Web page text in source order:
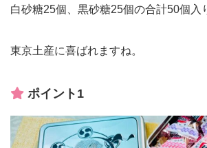
白砂糖25個、黒砂糖25個の合計50個入
東京土産に喜ばれますね。
ポイント1